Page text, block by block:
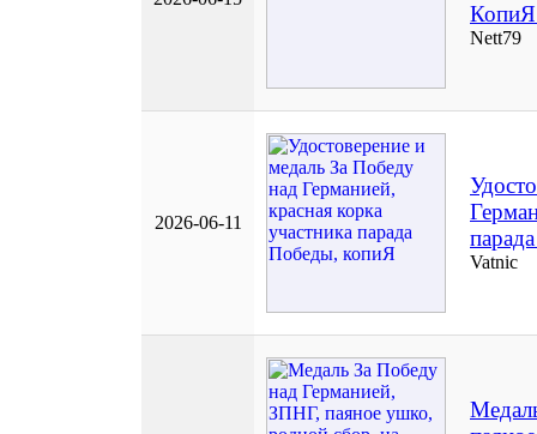
Nett79
2026-06-11
Vatnic